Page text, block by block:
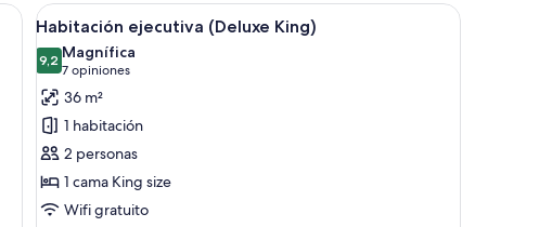
con un separador de vidrio, una mesa redonda y una escalera.
Ver
todas
las
fotos
de
Habitación
ejecutiva
(Deluxe
King)
Una habitación de hotel moderna con una
4
Habitación ejecutiva (Deluxe King)
9,29,2 de 10
Magnífica
7 opiniones
(7
opiniones)
36 m²
1 habitación
2 personas
1 cama King size
Wifi gratuito